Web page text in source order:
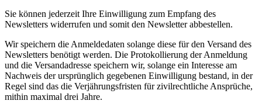
Sie können jederzeit Ihre Einwilligung zum Empfang des
Newsletters widerrufen und somit den Newsletter abbestellen.
Wir speichern die Anmeldedaten solange diese für den Versand des
Newsletters benötigt werden. Die Protokollierung der Anmeldung
und die Versandadresse speichern wir, solange ein Interesse am
Nachweis der ursprünglich gegebenen Einwilligung bestand, in der
Regel sind das die Verjährungsfristen für zivilrechtliche Ansprüche,
mithin maximal drei Jahre.